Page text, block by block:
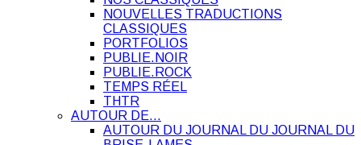
NOUVELLES TRADUCTIONS
CLASSIQUES
PORTFOLIOS
PUBLIE.NOIR
PUBLIE.ROCK
TEMPS RÉEL
THTR
AUTOUR DE…
AUTOUR DU JOURNAL DU JOURNAL DU